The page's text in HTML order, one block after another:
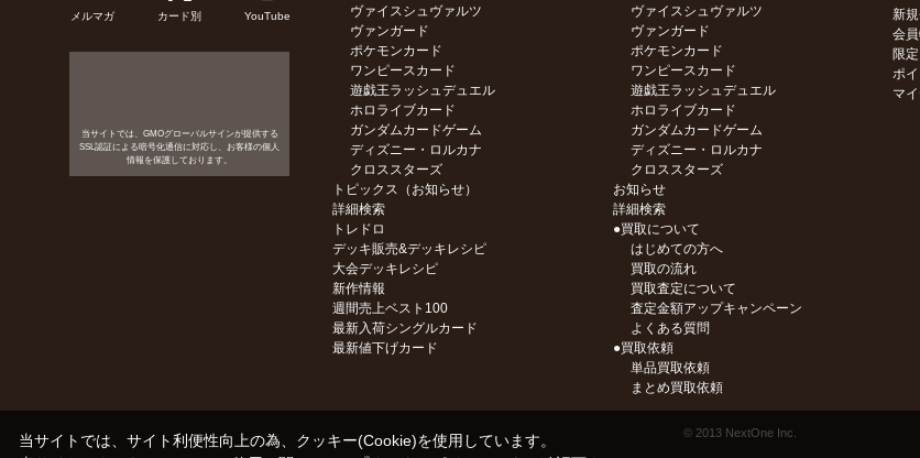
メルマガ カード別 YouTube
当サイトでは、GMOグローバルサインが提供する
SSL認証による暗号化通信に対応し、お客様の個人
情報を保護しております。
ヴァイスシュヴァルツ
ヴァンガード
ポケモンカード
ワンピースカード
遊戯王ラッシュデュエル
ホロライブカード
ガンダムカードゲーム
ディズニー・ロルカナ
クロススターズ
トピックス（お知らせ）
詳細検索
トレドロ
デッキ販売&デッキレシピ
大会デッキレシピ
新作情報
週間売上ベスト100
最新入荷シングルカード
最新値下げカード
ヴァイスシュヴァルツ
ヴァンガード
ポケモンカード
ワンピースカード
遊戯王ラッシュデュエル
ホロライブカード
ガンダムカードゲーム
ディズニー・ロルカナ
クロススターズ
お知らせ
詳細検索
●買取について
はじめての方へ
買取の流れ
買取査定について
査定金額アップキャンペーン
よくある質問
●買取依頼
単品買取依頼
まとめ買取依頼
新
会
限
ポ
マ
© 2013 NextOne Inc.
当サイトでは、サイト利便性向上の為、クッキー(Cookie)を使用しています。